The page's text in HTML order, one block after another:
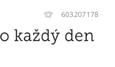
603207178